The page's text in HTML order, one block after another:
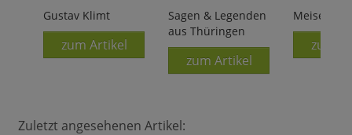
Gustav Klimt
zum Artikel
Sagen & Legenden
aus Thüringen
zum Artikel
Meise
zum
Zuletzt angesehenen Artikel: